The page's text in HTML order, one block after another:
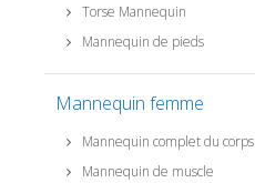
Torse Mannequin
Mannequin de pieds
Mannequin femme
Mannequin complet du corps
Mannequin de muscle